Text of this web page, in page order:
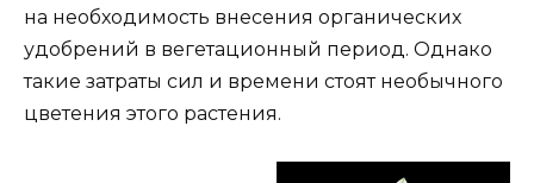
на необходимость внесения органических
удобрений в вегетационный период. Однако
такие затраты сил и времени стоят необычного
цветения этого растения.